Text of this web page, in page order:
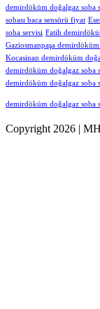
demirdöküm doğalgaz soba
sobası baca sensörü fiyat
soba servisi Fatih
Gaziosmanpaşa
Kocasinan demirdöküm
demirdöküm doğalgaz soba
demirdöküm doğalgaz soba
demirdöküm doğalgaz soba
Copyright 2026 |